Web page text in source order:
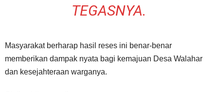
TEGASNYA.
Masyarakat berharap hasil reses ini benar-benar
memberikan dampak nyata bagi kemajuan Desa Walahar
dan kesejahteraan warganya.